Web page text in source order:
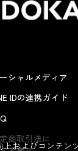
シャルメディア
IDの連携ガイド
商取引法に
およびコンテン